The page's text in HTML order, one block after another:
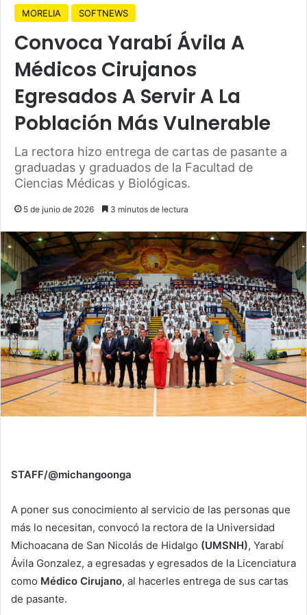
MORELIA SOFTNEWS
Convoca Yarabí Ávila A
Médicos Cirujanos
Egresados A Servir A La
Población Más Vulnerable
La rectora hizo entrega de cartas de pasante a
graduadas y graduados de la Facultad de
Ciencias Médicas y Biológicas.
5 de junio de 2026 3 minutos de lectura
STAFF/@michangoonga
A poner sus conocimiento al servicio de las personas que
más lo necesitan, convocó la rectora de la Universidad
Michoacana de San Nicolás de Hidalgo (UMSNH), Yarabí
Ávila Gonzalez, a egresadas y egresados de la Licenciatura
como Médico Cirujano, al hacerles entrega de sus cartas
de pasante.